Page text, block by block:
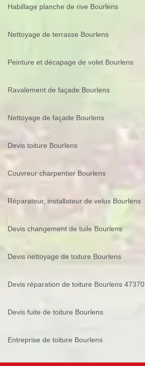
Habillage planche de rive Bourlens
Nettoyage de terrasse Bourlens
Peinture et décapage de volet Bourlens
Ravalement de façade Bourlens
Nettoyage de façade Bourlens
Devis toiture Bourlens
Couvreur charpentier Bourlens
Réparateur, installateur de velux Bourlens
Devis changement de tuile Bourlens
Devis nettoyage de toiture Bourlens
Devis réparation de toiture Bourlens 47370
Devis fuite de toiture Bourlens
Entreprise de toiture Bourlens